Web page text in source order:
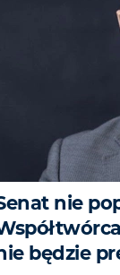
nie
będzie